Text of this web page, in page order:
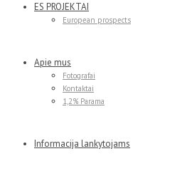
ES PROJEKTAI
European prospects
Apie mus
Fotografai
Kontaktai
1,2% Parama
Informacija lankytojams